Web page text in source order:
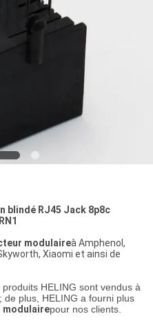
blindé RJ45 Jack 8p8c
modulaireà Amphenol,
Xiaomi et ainsi de
produits HELING sont vendus à
de plus, HELING a fourni plus
modulairepour nos clients.